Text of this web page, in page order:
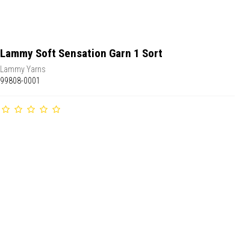
Lammy Soft Sensation Garn 1 Sort
Lammy Yarns
99808-0001